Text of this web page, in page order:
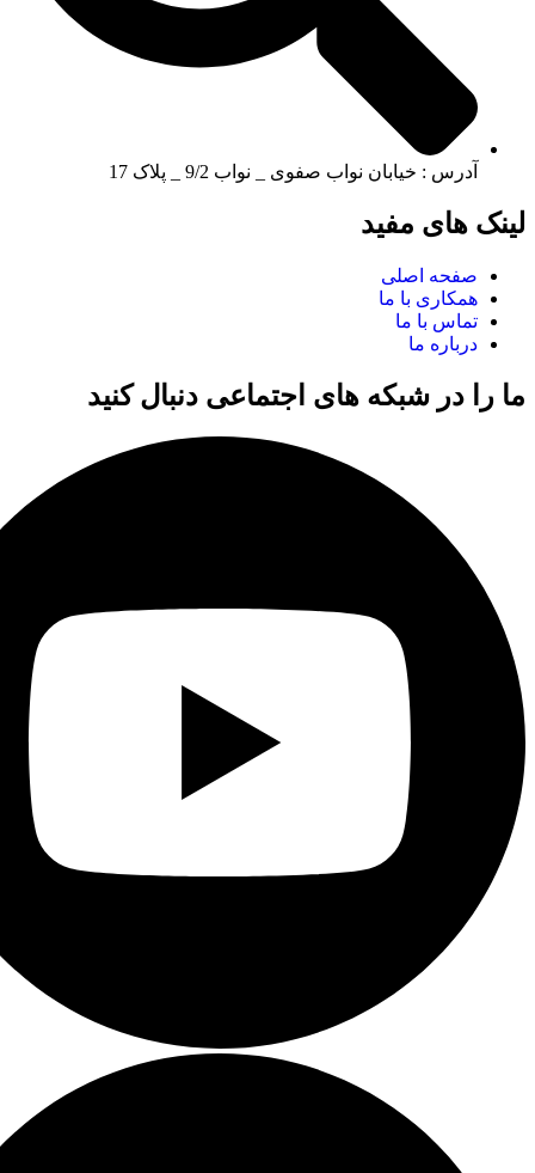
آدرس : خیابان نواب صفوی _ نواب 9/2 _ پلاک 17
لینک های مفید
صفحه اصلی
همکاری با ما
تماس با ما
درباره ما
ما را در شبکه های اجتماعی دنبال کنید